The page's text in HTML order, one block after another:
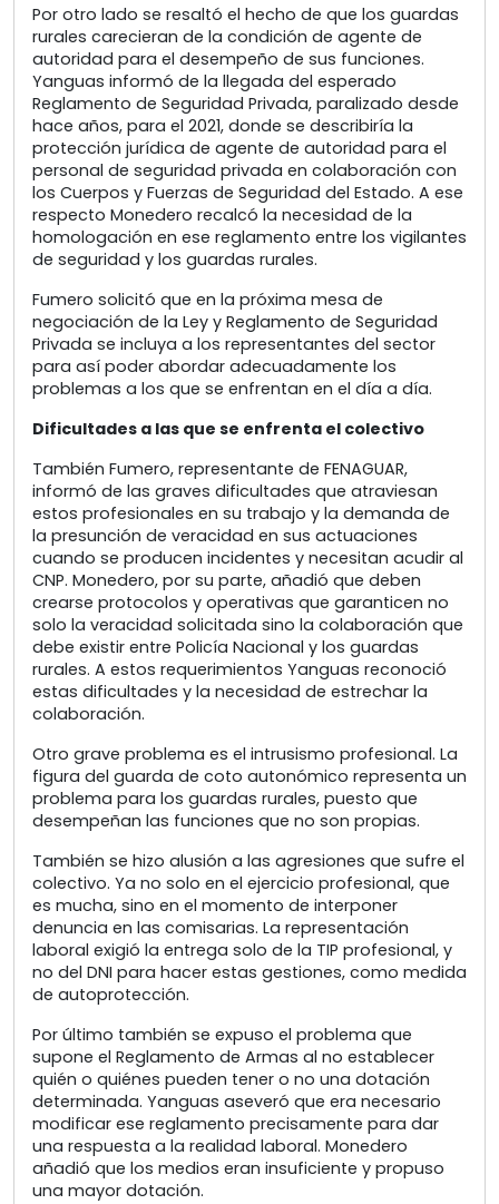
Por otro lado se resaltó el hecho de que los guardas
rurales carecieran de la condición de agente de
autoridad para el desempeño de sus funciones.
Yanguas informó de la llegada del esperado
Reglamento de Seguridad Privada, paralizado desde
hace años, para el 2021, donde se describiría la
protección jurídica de agente de autoridad para el
personal de seguridad privada en colaboración con
los Cuerpos y Fuerzas de Seguridad del Estado. A ese
respecto Monedero recalcó la necesidad de la
homologación en ese reglamento entre los vigilantes
de seguridad y los guardas rurales.
Fumero solicitó que en la próxima mesa de
negociación de la Ley y Reglamento de Seguridad
Privada se incluya a los representantes del sector
para así poder abordar adecuadamente los
problemas a los que se enfrentan en el día a día.
Dificultades a las que se enfrenta el colectivo
También Fumero, representante de FENAGUAR,
informó de las graves dificultades que atraviesan
estos profesionales en su trabajo y la demanda de
la presunción de veracidad en sus actuaciones
cuando se producen incidentes y necesitan acudir al
CNP. Monedero, por su parte, añadió que deben
crearse protocolos y operativas que garanticen no
solo la veracidad solicitada sino la colaboración que
debe existir entre Policía Nacional y los guardas
rurales. A estos requerimientos Yanguas reconoció
estas dificultades y la necesidad de estrechar la
colaboración.
Otro grave problema es el intrusismo profesional. La
figura del guarda de coto autonómico representa un
problema para los guardas rurales, puesto que
desempeñan las funciones que no son propias.
También se hizo alusión a las agresiones que sufre el
colectivo. Ya no solo en el ejercicio profesional, que
es mucha, sino en el momento de interponer
denuncia en las comisarias. La representación
laboral exigió la entrega solo de la TIP profesional, y
no del DNI para hacer estas gestiones, como medida
de autoprotección.
Por último también se expuso el problema que
supone el Reglamento de Armas al no establecer
quién o quiénes pueden tener o no una dotación
determinada. Yanguas aseveró que era necesario
modificar ese reglamento precisamente para dar
una respuesta a la realidad laboral. Monedero
añadió que los medios eran insuficiente y propuso
una mayor dotación.